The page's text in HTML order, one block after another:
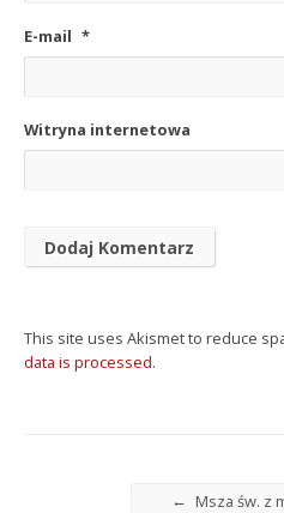
E-mail *
Witryna internetowa
This site uses Akismet to reduce
data is processed.
← Msza św. z